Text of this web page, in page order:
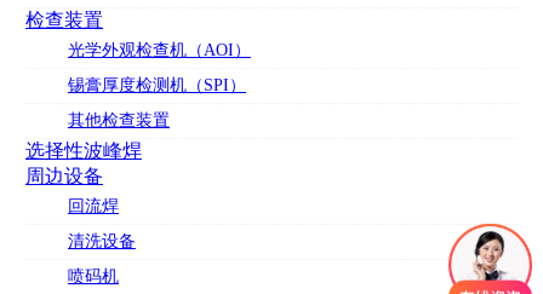
检查装置
光学外观检查机（AOI）
锡膏厚度检测机（SPI）
其他检查装置
选择性波峰焊
周边设备
回流焊
清洗设备
喷码机